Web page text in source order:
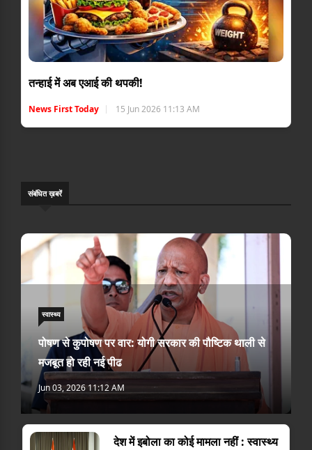
तन्हाई में अब एआई की थपकी!
News First Today 15 Jun 2026 11:13 AM
संबंधि‍त ख़बरें
स्वास्थ्य
पोषण से कुपोषण पर वार: योगी सरकार की पौष्टिक थाली से
मजबूत हो रही नई पीढ
Jun 03, 2026 11:12 AM
देश में इबोला का कोई मामला नहीं : स्वास्थ्य